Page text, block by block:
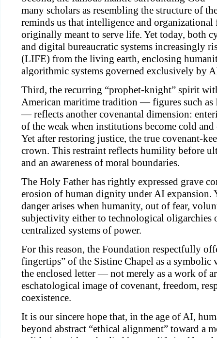
many scholars as resembling the structure of
reminds us that intelligence and
originally meant to serve life. Yet today, both
and digital bureaucratic systems increasingly
(LIFE) from the living earth, enclosing
algorithmic systems governed exclusively by
Third, the recurring “prophet-knight” spirit
American maritime tradition — figures such
— reflects another covenantal dimension:
of the weak when institutions become cold and
Yet after restoring justice, the true covenant-
crown. This restraint reflects humility before
and an awareness of moral boundaries.
The Holy Father has rightly expressed grave
erosion of human dignity under AI expansion.
danger arises when humanity, out of fear,
subjectivity either to technological oligarchies
centralized systems of power.
For this reason, the Foundation respectfully
fingertips” of the Sistine Chapel as a symbolic
the enclosed letter — not merely as a work of
eschatological image of covenant, freedom,
coexistence.
It is our sincere hope that, in the age of AI,
beyond abstract “ethical alignment” toward a